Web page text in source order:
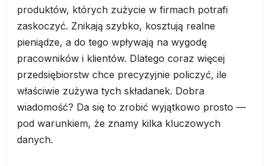
produktów, których zużycie w firmach potrafi
zaskoczyć. Znikają szybko, kosztują realne
pieniądze, a do tego wpływają na wygodę
pracowników i klientów. Dlatego coraz więcej
przedsiębiorstw chce precyzyjnie policzyć, ile
właściwie zużywa tych składanek. Dobra
wiadomość? Da się to zrobić wyjątkowo prosto —
pod warunkiem, że znamy kilka kluczowych
danych.